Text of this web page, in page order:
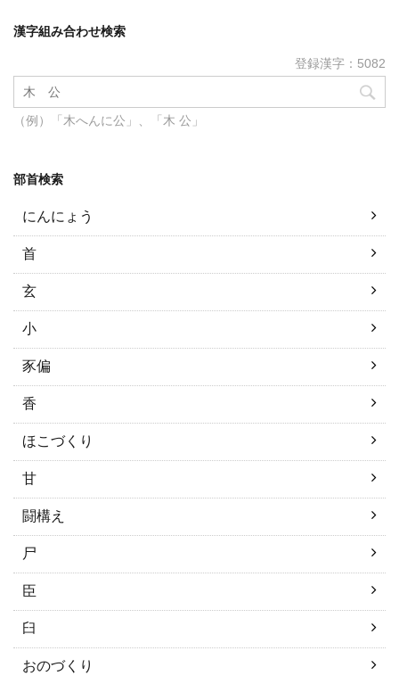
漢字組み合わせ検索
登録漢字：5082
（例）「木へんに公」、「木 公」
部首検索
にんにょう
首
玄
小
豕偏
香
ほこづくり
甘
闘構え
尸
臣
臼
おのづくり